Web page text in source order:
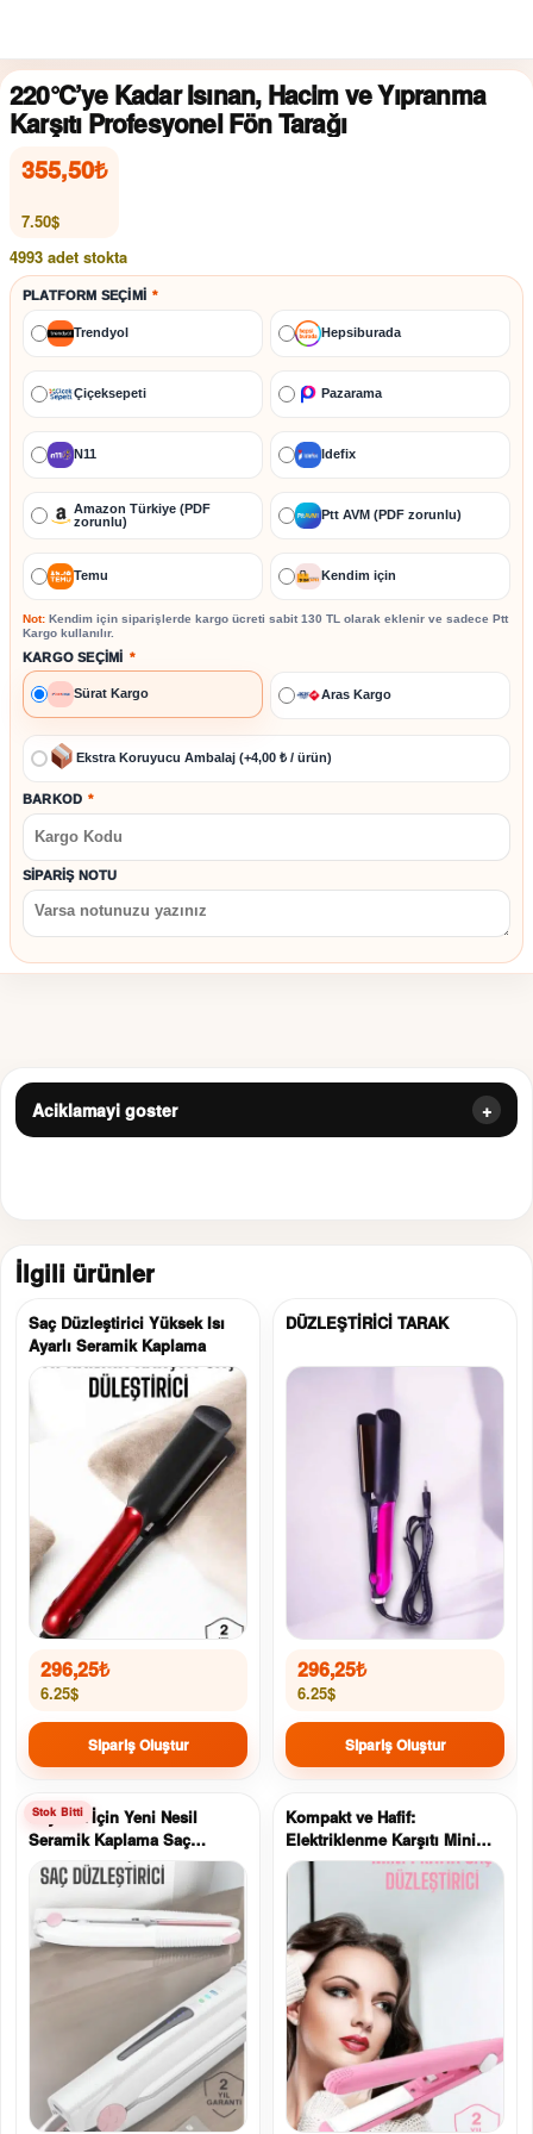
220°C’ye Kadar Isınan, Hacim ve Yıpranma
Karşıtı Profesyonel Fön Tarağı
355,50₺
7.50$
4993 adet stokta
PLATFORM SEÇIMI *
Trendyol Hepsiburada
Çiçeksepeti Pazarama
N11 İdefix
Amazon Türkiye (PDF
zorunlu)
Ptt AVM (PDF zorunlu)
Temu Kendim için
Not: Kendim için siparişlerde kargo ücreti sabit 130 TL olarak eklenir ve sadece Ptt
Kargo kullanılır.
KARGO SEÇIMI *
Sürat Kargo Aras Kargo
Ekstra Koruyucu Ambalaj (+4,00 ₺ / ürün)
BARKOD *
SIPARIŞ NOTU
Aciklamayi goster
İlgili ürünler
Saç Düzleştirici Yüksek Isı
Ayarlı Seramik Kaplama
296,25₺
6.25$
Sipariş Oluştur
DÜZLEŞTİRİCİ TARAK
296,25₺
6.25$
Sipariş Oluştur
Seyahat İçin Yeni Nesil
Seramik Kaplama Saç
Düzleştirici Yüksek Isı
Kompakt ve Hafif:
Elektriklenme Karşıtı Mini
Saç Düzleştirici